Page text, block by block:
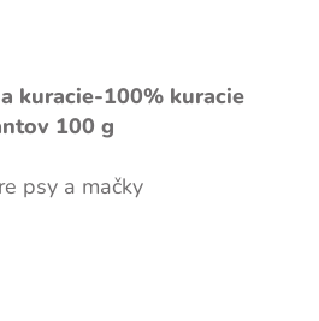
kuracie-100% kuracie
100 g
psy a mačky